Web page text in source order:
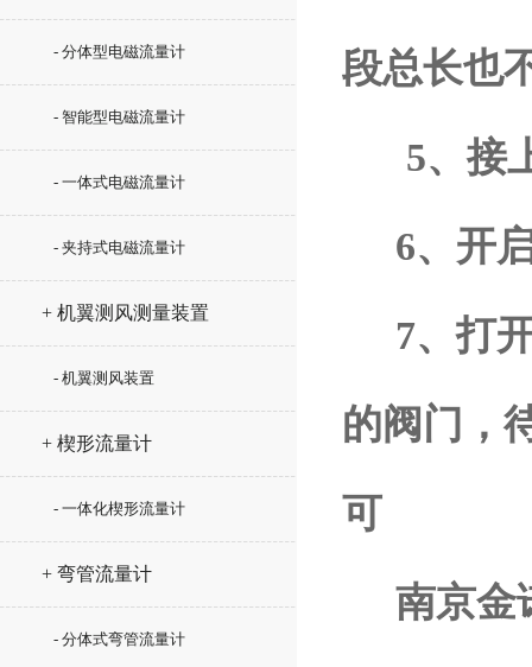
- 分体型电磁流量计
- 智能型电磁流量计
- 一体式电磁流量计
- 夹持式电磁流量计
+ 机翼测风测量装置
- 机翼测风装置
+ 楔形流量计
- 一体化楔形流量计
+ 弯管流量计
- 分体式弯管流量计
段总长也
5、接
6、开启
7、打开
的阀门，
可
南京金